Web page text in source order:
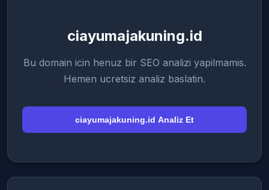
ciayumajakuning.id
Bu domain icin henuz bir SEO analizi yapilmamis.
Hemen ucretsiz analiz baslatin.
ciayumajakuning.id Analiz Et